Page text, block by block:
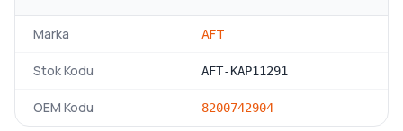
Marka AFT
Stok Kodu AFT-KAP11291
OEM Kodu 8200742904